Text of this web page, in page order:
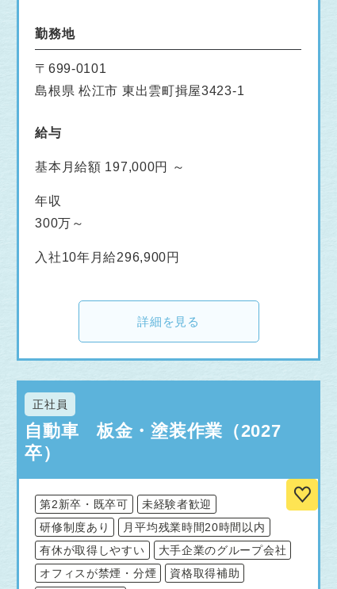
勤務地
〒699-0101
島根県 松江市 東出雲町揖屋3423-1
給与
基本月給額 197,000円 ～
年収
300万～
入社10年月給296,900円
詳細を見る
正社員
自動車 板金・塗装作業（2027
卒）
第2新卒・既卒可
未経験者歓迎
研修制度あり
月平均残業時間20時間以内
有休が取得しやすい
大手企業のグループ会社
オフィスが禁煙・分煙
資格取得補助